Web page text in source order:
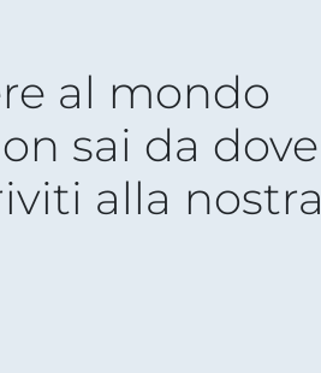
al mondo
sai da dove
alla nostra